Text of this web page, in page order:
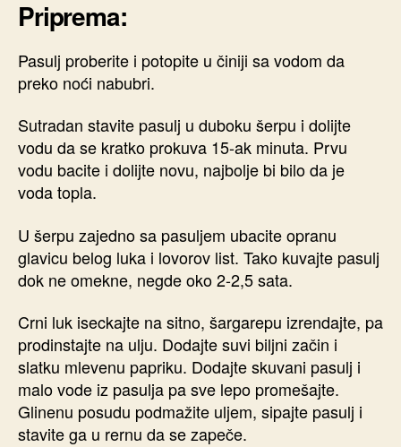
Priprema:
Pasulj proberite i potopite u činiji sa vodom da
preko noći nabubri.
Sutradan stavite pasulj u duboku šerpu i dolijte
vodu da se kratko prokuva 15-ak minuta. Prvu
vodu bacite i dolijte novu, najbolje bi bilo da je
voda topla.
U šerpu zajedno sa pasuljem ubacite opranu
glavicu belog luka i lovorov list. Tako kuvajte pasulj
dok ne omekne, negde oko 2-2,5 sata.
Crni luk iseckajte na sitno, šargarepu izrendajte, pa
prodinstajte na ulju. Dodajte suvi biljni začin i
slatku mlevenu papriku. Dodajte skuvani pasulj i
malo vode iz pasulja pa sve lepo promešajte.
Glinenu posudu podmažite uljem, sipajte pasulj i
stavite ga u rernu da se zapeče.